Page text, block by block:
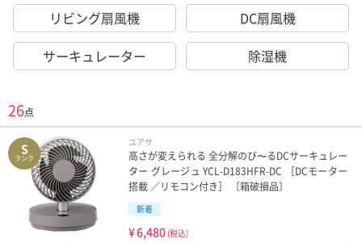
リビング扇風機
DC扇風機
サーキュレーター
除湿機
26点
S
ランク
ユアサ
高さが変えられる 全分解のび〜るDCサーキュレー
ター グレージュ YCL-D183HFR-DC ［DCモーター
搭載 ／リモコン付き］ 〔箱破損品〕
新着
¥6,480 (税込)